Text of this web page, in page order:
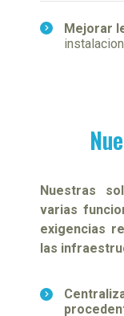
Mejorar
Nuestras
varias
exigencias
las